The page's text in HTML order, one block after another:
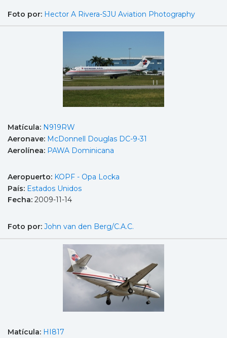
Foto por: Hector A Rivera-SJU Aviation Photography
Matícula: N919RW
Aeronave: McDonnell Douglas DC-9-31
Aerolínea: PAWA Dominicana
Aeropuerto: KOPF - Opa Locka
País: Estados Unidos
Fecha: 2009-11-14
Foto por: John van den Berg/C.A.C.
Matícula: HI817